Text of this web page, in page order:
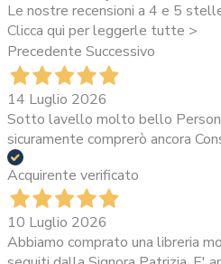
Le nostre recensioni a 4 e 5
Clicca qui per leggerle tutte >
Precedente Successivo
14 Luglio 2026
Sotto lavello molto bello
sicuramente comprerò ancora
Acquirente verificato
10 Luglio 2026
Abbiamo comprato una libreria